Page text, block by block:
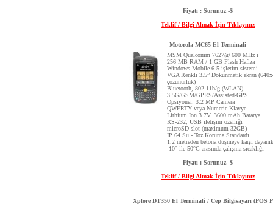
Fiyatı : Sorunuz -$
Teklif / Bilgi Almak İçin Tıklayınız
Motorola MC65 El Terminali
MSM Qualcomm 7627@ 600 MHz i
256 MB RAM / 1 GB Flash Hafıza
Windows Mobile 6.5 işletim sistemi
VGA Renkli 3.5” Dokunmatik ekran
çözünürlük)
Bluetooth, 802.11b/g (WLAN)
3.5G/GSM/GPRS/Assisted-GPS
Opsiyonel: 3.2 MP Camera
QWERTY veya Numeric Klavye
Lithium Ion 3.7V, 3600 mAh Batarya
RS-232, USB iletişim özelliği
microSD slot (maximum 32GB)
IP 64 Su - Toz Koruma Standardı
1.2 metreden betona düşmeye karşı
-10° ile 50°C arasında çalışma sıcaklığı
Fiyatı : Sorunuz -$
Teklif / Bilgi Almak İçin Tıklayınız
Xplore DT350 El Terminali / Cep Bilgisayarı (POS